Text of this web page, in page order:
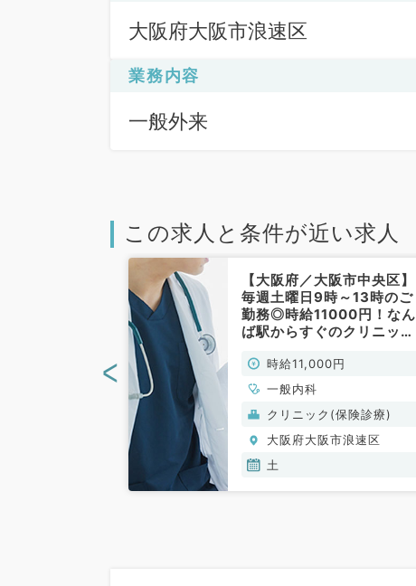
大阪府大阪市浪速区
業務内容
一般外来
この求人と条件が近い求人
【大阪府／大阪市中央区】
毎週土曜日9時～13時のご
勤務◎時給11000円！なん
ば駅からすぐのクリニック
般内科／非常勤）
時給11,000円
一般内科
クリニック(保険診療)
大阪府大阪市浪速区
土
<